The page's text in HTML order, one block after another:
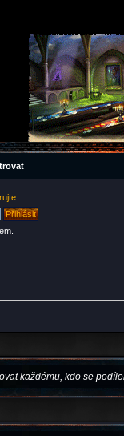
každému, kdo se